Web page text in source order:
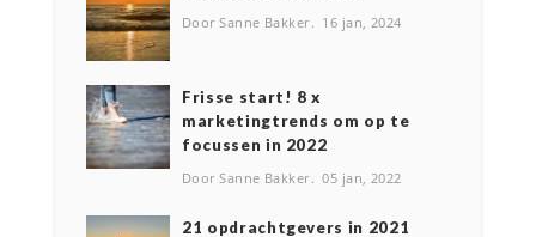
Door Sanne Bakker 16 jan, 2024
Frisse start! 8 x
marketingtrends om op te
focussen in 2022
Door Sanne Bakker 05 jan, 2022
2️1 opdrachtgevers in 2021